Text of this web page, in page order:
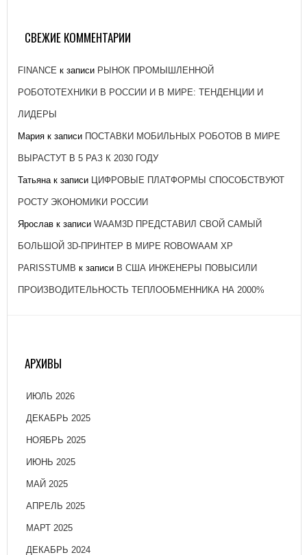
26 ЯНВАРЯ, 2021
СВЕЖИЕ КОММЕНТАРИИ
FINANCE к записи РЫНОК ПРОМЫШЛЕННОЙ
РОБОТОТЕХНИКИ В РОССИИ И В МИРЕ: ТЕНДЕНЦИИ И
ЛИДЕРЫ
Мария к записи ПОСТАВКИ МОБИЛЬНЫХ РОБОТОВ В МИРЕ
ВЫРАСТУТ В 5 РАЗ К 2030 ГОДУ
Татьянак записи ЦИФРОВЫЕ ПЛАТФОРМЫ СПОСОБСТВУЮТ
РОСТУ ЭКОНОМИКИ РОССИИ
Ярослав к записи WAAM3D ПРЕДСТАВИЛ СВОЙ САМЫЙ
БОЛЬШОЙ 3D-ПРИНТЕР В МИРЕ ROBOWAAM XP
PARISSTUMB к записи В США ИНЖЕНЕРЫ ПОВЫСИЛИ
ПРОИЗВОДИТЕЛЬНОСТЬ ТЕПЛООБМЕННИКА НА 2000%
АРХИВЫ
ИЮЛЬ 2026
ДЕКАБРЬ 2025
НОЯБРЬ 2025
ИЮНЬ 2025
МАЙ 2025
АПРЕЛЬ 2025
МАРТ 2025
ДЕКАБРЬ 2024